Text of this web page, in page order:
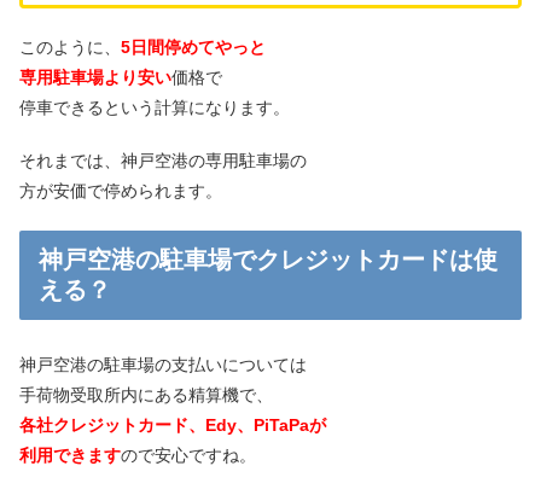
このように、 5日間停めてやっと
専用駐車場より安い価格で
停車できるという計算になります。
それまでは、神戸空港の専用駐車場の
方が安価で停められます。
神戸空港の駐車場でクレジットカードは使
える？
神戸空港の駐車場の支払いについては
手荷物受取所内にある精算機で、
各社クレジットカード、Edy、PiTaPaが
利用できますので安心ですね。